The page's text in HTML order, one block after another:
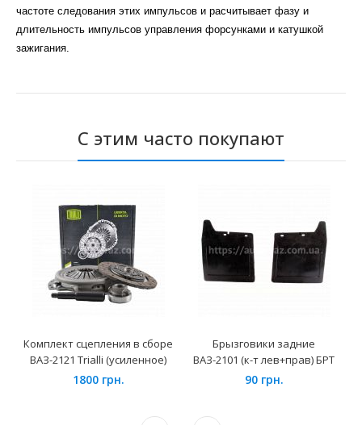
частоте следования этих импульсов и расчитывает фазу и
длительность импульсов управления форсунками и катушкой
зажигания.
С этим часто покупают
Комплект сцепления в сборе
ВАЗ-2121 Trialli (усиленное)
1800 грн.
Брызговики задние
ВАЗ-2101 (к-т лев+прав) БРТ
90 грн.